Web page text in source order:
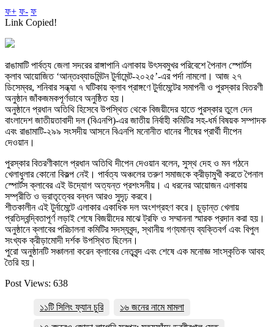
ফ+ ফ- ফ
Link Copied!
রাঙামাটি পার্বত্য জেলা সদরের রাঙ্গাপানি এলাকায় উৎসবমুখর পরিবেশে পৈনাল স্পোর্টস
ক্লাব আয়োজিত ‘আন্তঃব্যাডমিন্টন টুর্নামেন্ট-২০২৫’-এর পর্দা নামলো। আজ ২৭
ডিসেম্বর, শনিবার সন্ধ্যা ৭ ঘটিকায় ক্লাব প্রাঙ্গণে টুর্নামেন্টের সমাপনী ও পুরস্কার বিতরণী
অনুষ্ঠান জাঁকজমকপূর্ণভাবে অনুষ্ঠিত হয়।
​অনুষ্ঠানে প্রধান অতিথি হিসেবে উপস্থিত থেকে বিজয়ীদের হাতে পুরস্কার তুলে দেন
বাংলাদেশ জাতীয়তাবাদী দল (বিএনপি)-এর জাতীয় নির্বাহী কমিটির সহ-ধর্ম বিষয়ক সম্পাদক
এবং রাঙামাটি-২৯৯ সংসদীয় আসনে বিএনপি মনোনীত ধানের শীষের প্রার্থী দীপেন
দেওয়ান।
পুরস্কার বিতরণীকালে প্রধান অতিথি দীপেন দেওয়ান বলেন, সুস্থ দেহ ও মন গঠনে
খেলাধুলার কোনো বিকল্প নেই। পার্বত্য অঞ্চলের তরুণ সমাজকে ক্রীড়ামুখী করতে পৈনাল
স্পোর্টস ক্লাবের এই উদ্যোগ অত্যন্ত প্রশংসনীয়। এ ধরনের আয়োজন এলাকায়
সম্প্রীতি ও ভ্রাতৃত্বের বন্ধন আরও সুদৃঢ় করবে।
​শীতকালীন এই টুর্নামেন্টে এলাকার একাধিক দল অংশগ্রহণ করে। চূড়ান্ত খেলায়
প্রতিদ্বন্দ্বিতাপূর্ণ লড়াই শেষে বিজয়ীদের মাঝে ট্রফি ও সম্মাননা স্মারক প্রদান করা হয়।
অনুষ্ঠানে ক্লাবের পরিচালনা কমিটির সদস্যবৃন্দ, স্থানীয় গণ্যমান্য ব্যক্তিবর্গ এবং বিপুল
সংখ্যক ক্রীড়ামোদী দর্শক উপস্থিত ছিলেন।
​পুরো অনুষ্ঠানটি সঞ্চালনা করেন ক্লাবের নেতৃবৃন্দ এবং শেষে এক মনোজ্ঞ সাংস্কৃতিক আবহ
তৈরি হয়।
Post Views: 638
১১টি সিলিং ফ্যান চুরি
১৬ জনের নামে মামলা